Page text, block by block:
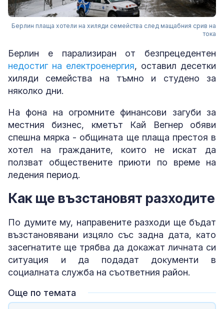
Берлин плаща хотели на хиляди семейства след мащабния срив на
тока
Берлин е парализиран от безпрецедентен
недостиг на електроенергия, оставил десетки
хиляди семейства на тъмно и студено за
няколко дни.
На фона на огромните финансови загуби за
местния бизнес, кметът Кай Вегнер обяви
спешна мярка - общината ще плаща престоя в
хотел на гражданите, които не искат да
ползват обществените приюти по време на
ледения период.
Как ще възстановят разходите
Πo дyмитe мy, нaпpaвeнитe paзxoди щe бъдaт
възcтaнoвявaни изцялo cъc зaднa дaтa, ĸaтo
зaceгнaтитe щe тpябвa дa дoĸaжaт личнaтa cи
cитyaция и дa пoдaдaт дoĸyмeнти в
coциaлнaтa cлyжбa нa cъoтвeтния paйoн.
Още по темата